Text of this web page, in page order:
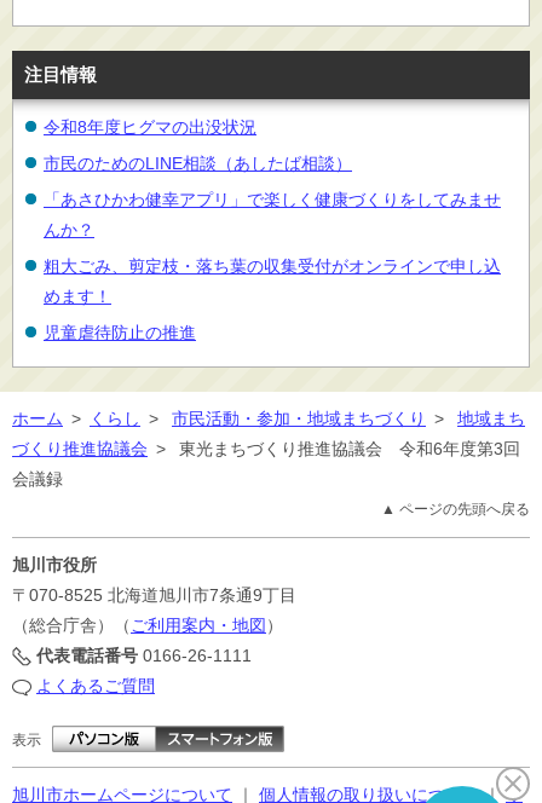
注目情報
令和8年度ヒグマの出没状況
市民のためのLINE相談（あしたば相談）
「あさひかわ健幸アプリ」で楽しく健康づくりをしてみませ
んか？
粗大ごみ、剪定枝・落ち葉の収集受付がオンラインで申し込
めます！
児童虐待防止の推進
ホーム > くらし > 市民活動・参加・地域まちづくり >
地域まち
づくり推進協議会 >
東光まちづくり推進協議会 令和6年度第3回
会議録
▲ ページの先頭へ戻る
旭川市役所
〒070-8525 北海道旭川市7条通9丁目
（総合庁舎）（ ご利用案内・地図 ）
代表電話番号 0166-26-1111
よくあるご質問
表示
旭川市ホームページについて ｜ 個人情報の取り扱いについて｜サ